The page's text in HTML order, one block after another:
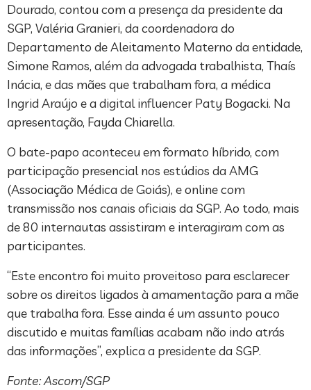
Dourado, contou com a presença da presidente da
SGP, Valéria Granieri, da coordenadora do
Departamento de Aleitamento Materno da entidade,
Simone Ramos, além da advogada trabalhista, Thaís
Inácia, e das mães que trabalham fora, a médica
Ingrid Araújo e a digital influencer Paty Bogacki. Na
apresentação, Fayda Chiarella.
O bate-papo aconteceu em formato híbrido, com
participação presencial nos estúdios da AMG
(Associação Médica de Goiás), e online com
transmissão nos canais oficiais da SGP. Ao todo, mais
de 80 internautas assistiram e interagiram com as
participantes.
“Este encontro foi muito proveitoso para esclarecer
sobre os direitos ligados à amamentação para a mãe
que trabalha fora. Esse ainda é um assunto pouco
discutido e muitas famílias acabam não indo atrás
das informações”, explica a presidente da SGP.
Fonte: Ascom/SGP